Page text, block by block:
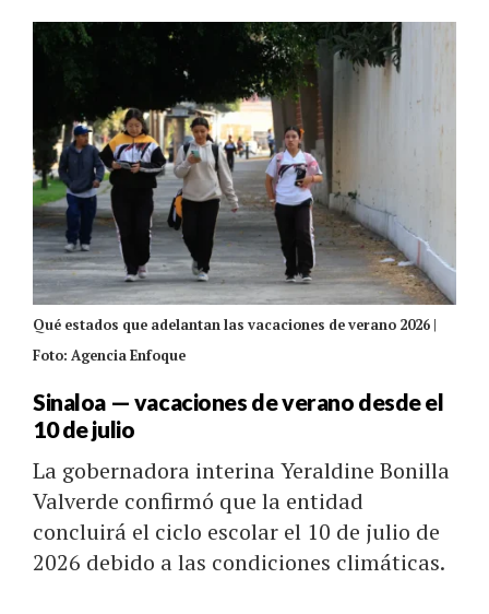
Qué estados que adelantan las vacaciones de verano 2026 |
Foto: Agencia Enfoque
Sinaloa — vacaciones de verano desde el
10 de julio
La gobernadora interina Yeraldine Bonilla
Valverde confirmó que la entidad
concluirá el ciclo escolar el 10 de julio de
2026 debido a las condiciones climáticas.